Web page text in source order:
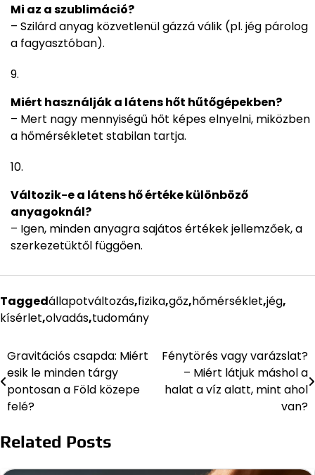
Mi az a szublimáció?
– Szilárd anyag közvetlenül gázzá válik (pl. jég párolog
a fagyasztóban).
Miért használják a látens hőt hűtőgépekben?
– Mert nagy mennyiségű hőt képes elnyelni, miközben
a hőmérsékletet stabilan tartja.
Változik-e a látens hő értéke különböző
anyagoknál?
– Igen, minden anyagra sajátos értékek jellemzőek, a
szerkezetüktől függően.
Taggedállapotváltozás,fizika,gőz,hőmérséklet,jég,
kísérlet,olvadás,tudomány
Bejegyzés
navigáció
Gravitációs csapda: Miért
esik le minden tárgy
pontosan a Föld közepe
felé?
Fénytörés vagy varázslat?
– Miért látjuk máshol a
halat a víz alatt, mint ahol
van?
Related Posts